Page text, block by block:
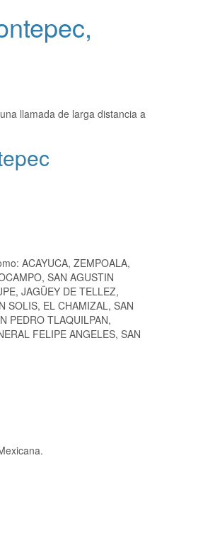
llamada de larga distancia a
ACAYUCA, ZEMPOALA,
SAN AGUSTIN
JAGÜEY DE TELLEZ,
SOLIS, EL CHAMIZAL, SAN
PEDRO TLAQUILPAN,
FELIPE ANGELES, SAN